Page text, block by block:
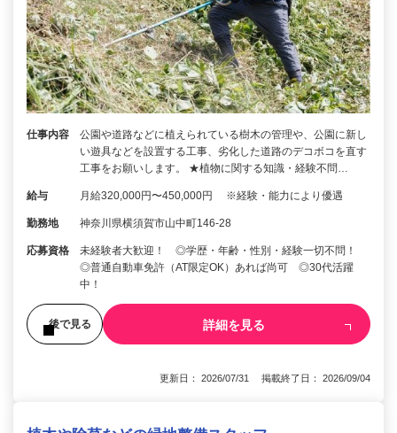
仕事内容
公園や道路などに植えられている樹木の管理や、公園に新し
い遊具などを設置する工事、劣化した道路のデコボコを直す
工事をお願いします。 ★植物に関する知識・経験不問…
給与 月給320,000円〜450,000円 ※経験・能力により優遇
勤務地 神奈川県横須賀市山中町146-28
応募資格
未経験者大歓迎！ ◎学歴・年齢・性別・経験一切不問！
◎普通自動車免許（AT限定OK）あれば尚可 ◎30代活躍
中！
後で見る 詳細を見る
更新日： 2026/07/31 掲載終了日： 2026/09/04